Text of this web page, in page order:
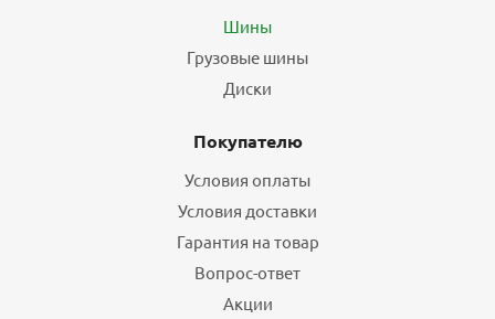
Шины
Грузовые шины
Диски
Покупателю
Условия оплаты
Условия доставки
Гарантия на товар
Вопрос-ответ
Акции